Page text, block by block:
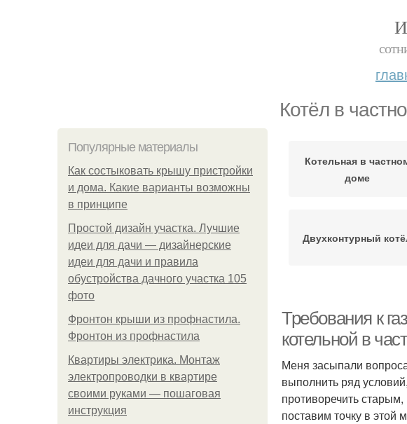
Котёл в
Популярные материалы
Как состыковать крышу пристройки
и дома. Какие варианты возможны
в принципе
Простой дизайн участка. Лучшие
идеи для дачи — дизайнерские
идеи для дачи и правила
обустройства дачного участка 105
фото
Фронтон крыши из профнастила.
Фронтон из профнастила
Квартиры электрика. Монтаж
электропроводки в квартире
своими руками — пошаговая
инструкция
Котельная в
доме
Двухконтурный
Требования к
котельной в
Меня засыпали
выполнить ряд
противоречить
поставим точку в этой